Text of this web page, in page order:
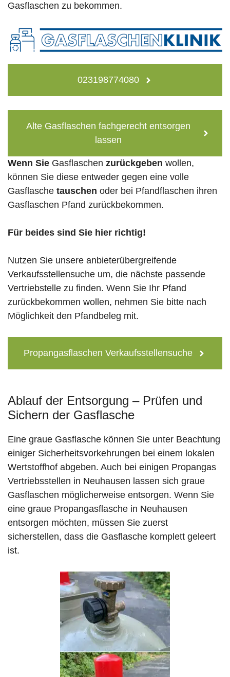
Gasflaschen zu bekommen.
023198774080
Alte Gasflaschen fachgerecht entsorgen
lassen
Wenn Sie Gasflaschen zurückgeben wollen,
können Sie diese entweder gegen eine volle
Gasflasche tauschen oder bei Pfandflaschen ihren
Gasflaschen Pfand zurückbekommen.
Für beides sind Sie hier richtig!
Nutzen Sie unsere anbieterübergreifende
Verkaufsstellensuche um, die nächste passende
Vertriebstelle zu finden. Wenn Sie Ihr Pfand
zurückbekommen wollen, nehmen Sie bitte nach
Möglichkeit den Pfandbeleg mit.
Propangasflaschen Verkaufsstellensuche
Ablauf der Entsorgung – Prüfen und
Sichern der Gasflasche
Eine graue Gasflasche können Sie unter Beachtung
einiger Sicherheitsvorkehrungen bei einem lokalen
Wertstoffhof abgeben. Auch bei einigen Propangas
Vertriebsstellen in Neuhausen lassen sich graue
Gasflaschen möglicherweise entsorgen. Wenn Sie
eine graue Propangasflasche in Neuhausen
entsorgen möchten, müssen Sie zuerst
sicherstellen, dass die Gasflasche komplett geleert
ist.